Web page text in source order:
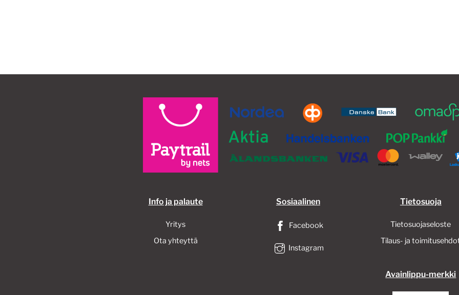
valinnat
sivulla.
valinnat
Info ja palaute
Yritys
Ota yhteyttä
Sosiaalinen
Facebook
Instagram
Tietosuoja
Tietosuojaseloste
Tilaus- ja
Avainlippu-merkki